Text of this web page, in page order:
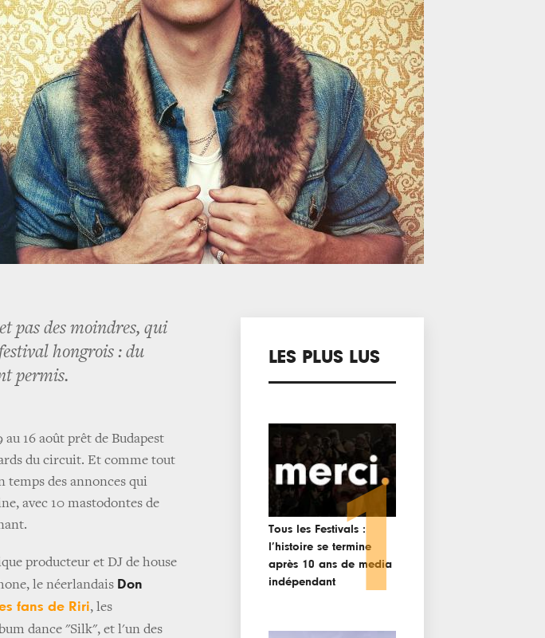
pas des moindres, qui
hongrois : du
permis.
16 août prêt de Budapest
du circuit. Et comme tout
temps des annonces qui
avec 10 mastodontes de
producteur et DJ de house
le néerlandais Don
fans de Riri, les
dance "Silk", et l'un des
LES PLUS LUS
Tous les Festivals :
l’histoire se termine
après 10 ans de media
indépendant1